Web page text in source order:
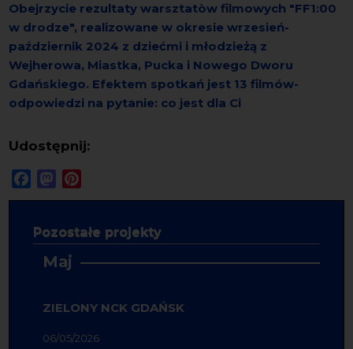
Obejrzycie rezultaty warsztatòw filmowych "FF1:00
w drodze", realizowane w okresie wrzesień-
październik 2024 z dziećmi i młodzieżą z
Wejherowa, Miastka, Pucka i Nowego Dworu
Gdańskiego. Efektem spotkań jest 13 filmów-
odpowiedzi na pytanie: co jest dla Ci
Udostępnij:
FacebookMastodon
Pozostałe projekty
Maj
ZIELONY NCK GDAŃSK
06/05/2026